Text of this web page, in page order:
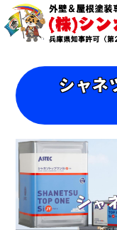
シャネ